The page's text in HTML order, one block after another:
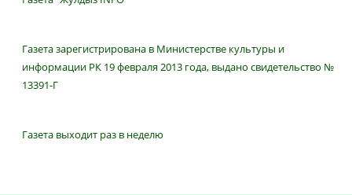
Газета зарегистрирована в Министерстве культуры и
информации РК 19 февраля 2013 года, выдано свидетельство №
13391-Г
Газета выходит раз в неделю